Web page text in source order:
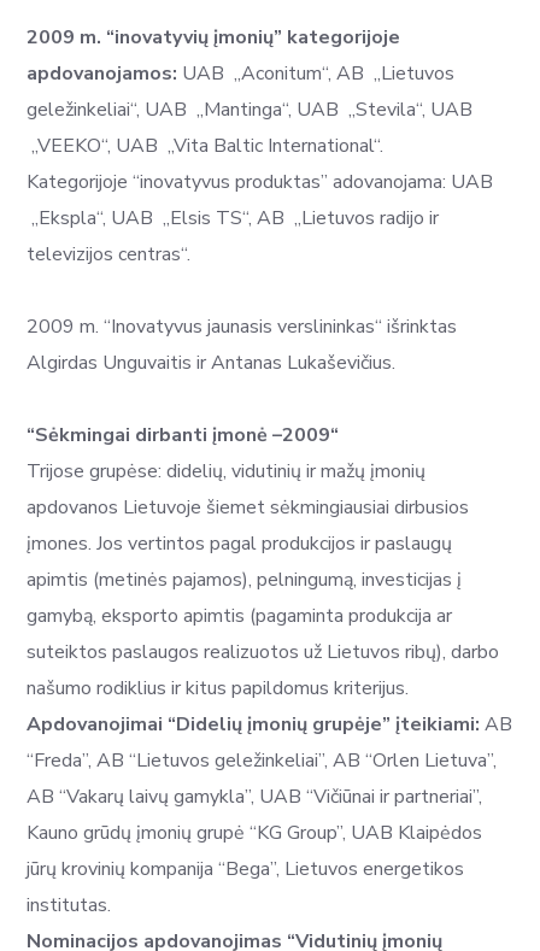
2009 m. “inovatyvių įmonių” kategorijoje
apdovanojamos: UAB „Aconitum“, AB „Lietuvos
geležinkeliai“, UAB „Mantinga“, UAB „Stevila“, UAB
„VEEKO“, UAB „Vita Baltic International“.
Kategorijoje “inovatyvus produktas” adovanojama: UAB
„Ekspla“, UAB „Elsis TS“, AB „Lietuvos radijo ir
televizijos centras“.
2009 m. “Inovatyvus jaunasis verslininkas“ išrinktas
Algirdas Unguvaitis ir Antanas Lukaševičius.
“Sėkmingai dirbanti įmonė –2009“
Trijose grupėse: didelių, vidutinių ir mažų įmonių
apdovanos Lietuvoje šiemet sėkmingiausiai dirbusios
įmones. Jos vertintos pagal produkcijos ir paslaugų
apimtis (metinės pajamos), pelningumą, investicijas į
gamybą, eksporto apimtis (pagaminta produkcija ar
suteiktos paslaugos realizuotos už Lietuvos ribų), darbo
našumo rodiklius ir kitus papildomus kriterijus.
Apdovanojimai “Didelių įmonių grupėje” įteikiami:AB
“Freda”, AB “Lietuvos geležinkeliai”, AB “Orlen Lietuva”,
AB “Vakarų laivų gamykla”, UAB “Vičiūnai ir partneriai”,
Kauno grūdų įmonių grupė “KG Group”, UAB Klaipėdos
jūrų krovinių kompanija “Bega”, Lietuvos energetikos
institutas.
Nominacijos apdovanojimas “Vidutinių įmonių